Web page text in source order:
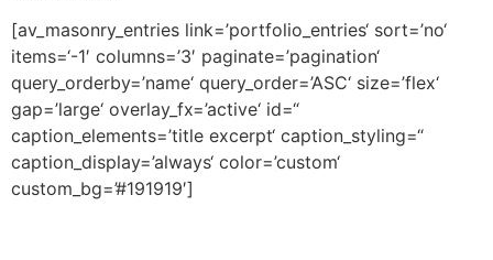
[av_masonry_entries link=’portfolio_entries‘ sort=’no‘
items=‘-1′ columns=’3′ paginate=’pagination‘
query_orderby=’name‘ query_order=’ASC‘ size=’flex‘
gap=’large‘ overlay_fx=’active‘ id=“
caption_elements=’title excerpt‘ caption_styling=“
caption_display=’always‘ color=’custom‘
custom_bg=’#191919′]